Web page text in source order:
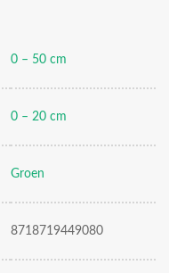
0 – 50 cm
0 – 20 cm
Groen
8718719449080